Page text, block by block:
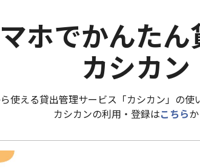
ホでかんたん
カシカン
使える貸出管理サービス「カシカン」の使
カシカンの利用・登録はこちらか